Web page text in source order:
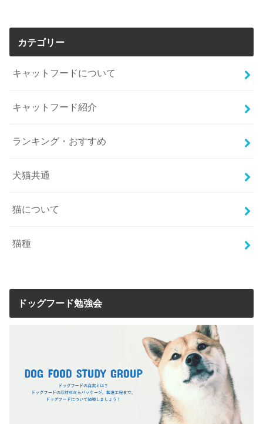
カテゴリー
キャットフードについて
キャットフード紹介
ランキング・おすすめ
犬猫共通
猫について
猫種
ドッグフード勉強会